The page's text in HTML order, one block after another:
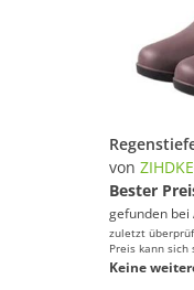
von ZIHDKE
Bester
gefunden bei
zuletzt
Preis kann
Keine